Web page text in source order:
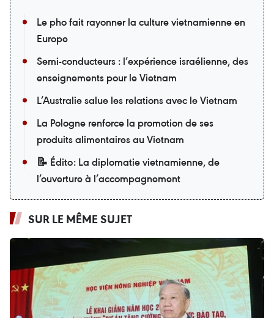
Le pho fait rayonner la culture vietnamienne en
Europe
Semi-conducteurs : l’expérience israélienne, des
enseignements pour le Vietnam
L’Australie salue les relations avec le Vietnam
La Pologne renforce la promotion de ses
produits alimentaires au Vietnam
📝 Édito: La diplomatie vietnamienne, de
l’ouverture à l’accompagnement
SUR LE MÊME SUJET